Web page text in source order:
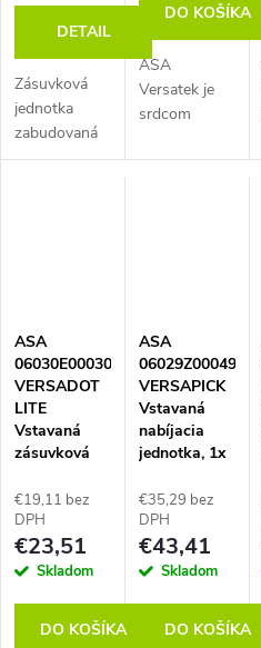
DETAIL
Zásuvková
jednotka
zabudovaná
VERSAFLAP
eloxovaného
hliníka. Kábel
a užívateľské
moduly...
DO KOŠÍKA
ASA
Versatek je
srdcom
systému
eloxovaného
hliníka. Táto
plne...
ASA
06030E00030
VERSADOT
LITE
Vstavaná
zásuvková
zásuvka,
kábel 2 m,
vidlica
samostatne,
€19,11 bez
DPH
€23,51
Skladom
DO KOŠÍKA
ASA
06029Z00049
VERSAPICK
Vstavaná
nabíjacia
jednotka, 1x
USB A+C,
kábel 1,8 m,
vrát.
napájacieho
obdĺžniková,
imitácia
€35,29 bez
DPH
€43,41
Skladom
DO KOŠÍKA